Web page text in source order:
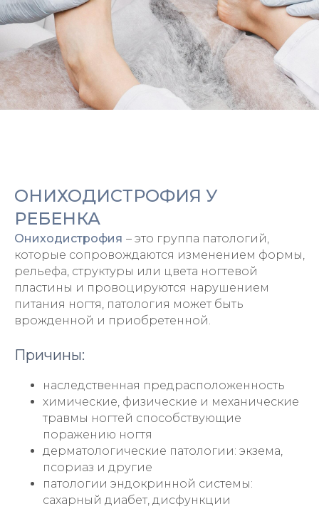
ОНИХОДИСТРОФИЯ У
РЕБЕНКА
Ониходистрофия – это группа патологий,
которые сопровождаются изменением формы,
рельефа, структуры или цвета ногтевой
пластины и провоцируются нарушением
питания ногтя, патология может быть
врожденной и приобретенной.
Причины:
наследственная предрасположенность
химические, физические и механические
травмы ногтей способствующие
поражению ногтя
дерматологические патологии: экзема,
псориаз и другие
патологии эндокринной системы:
сахарный диабет, дисфункции